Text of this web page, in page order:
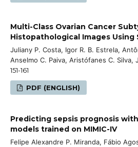
Multi-Class Ovarian Cancer
Histopathological Images Using
Juliany P. Costa, Igor R. B. Estrela,
Anselmo C. Paiva, Aristófanes C. Silva,
151-161
PDF (ENGLISH)
Predicting sepsis prognosis
models trained on MIMIC-IV
Felipe Alexandre P. Miranda, Fábio